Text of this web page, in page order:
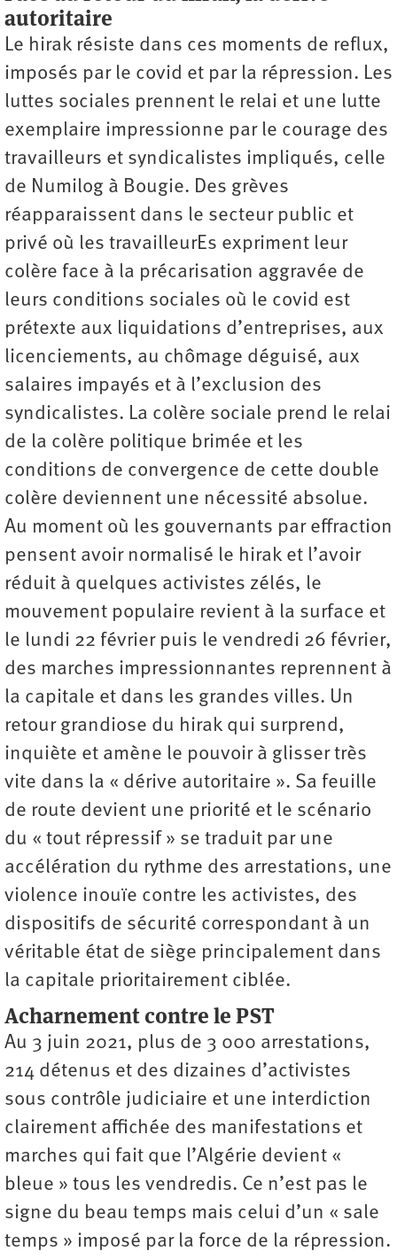
autoritaire
Le hirak résiste dans ces moments de reflux,
imposés par le covid et par la répression. Les
luttes sociales prennent le relai et une lutte
exemplaire impressionne par le courage des
travailleurs et syndicalistes impliqués, celle
de Numilog à Bougie. Des grèves
réapparaissent dans le secteur public et
privé où les travailleurEs expriment leur
colère face à la précarisation aggravée de
leurs conditions sociales où le covid est
prétexte aux liquidations d’entreprises, aux
licenciements, au chômage déguisé, aux
salaires impayés et à l’exclusion des
syndicalistes. La colère sociale prend le relai
de la colère politique brimée et les
conditions de convergence de cette double
colère deviennent une nécessité absolue.
Au moment où les gouvernants par effraction
pensent avoir normalisé le hirak et l’avoir
réduit à quelques activistes zélés, le
mouvement populaire revient à la surface et
le lundi 22 février puis le vendredi 26 février,
des marches impressionnantes reprennent à
la capitale et dans les grandes villes. Un
retour grandiose du hirak qui surprend,
inquiète et amène le pouvoir à glisser très
vite dans la « dérive autoritaire ». Sa feuille
de route devient une priorité et le scénario
du « tout répressif » se traduit par une
accélération du rythme des arrestations, une
violence inouïe contre les activistes, des
dispositifs de sécurité correspondant à un
véritable état de siège principalement dans
la capitale prioritairement ciblée.
Acharnement contre le PST
Au 3 juin 2021, plus de 3 000 arrestations,
214 détenus et des dizaines d’activistes
sous contrôle judiciaire et une interdiction
clairement affichée des manifestations et
marches qui fait que l’Algérie devient «
bleue » tous les vendredis. Ce n’est pas le
signe du beau temps mais celui d’un « sale
temps » imposé par la force de la répression.